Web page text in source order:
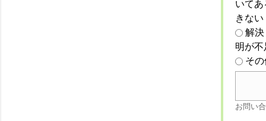
いて
きない
解
明が
そ
お問い